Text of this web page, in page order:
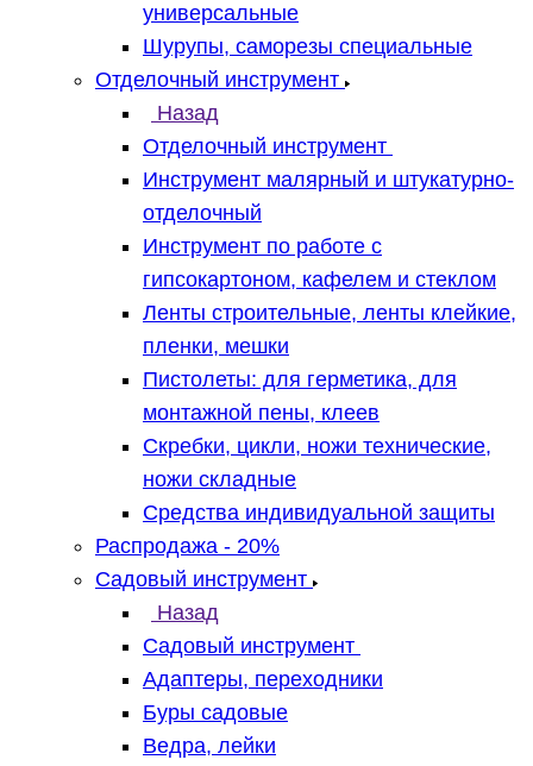
универсальные
Шурупы, саморезы специальные
Отделочный инструмент
Назад
Отделочный инструмент
Инструмент малярный и штукатурно-
отделочный
Инструмент по работе с
гипсокартоном, кафелем и стеклом
Ленты строительные, ленты клейкие,
пленки, мешки
Пистолеты: для герметика, для
монтажной пены, клеев
Скребки, цикли, ножи технические,
ножи складные
Средства индивидуальной защиты
Распродажа - 20%
Садовый инструмент
Назад
Садовый инструмент
Адаптеры, переходники
Буры садовые
Ведра, лейки